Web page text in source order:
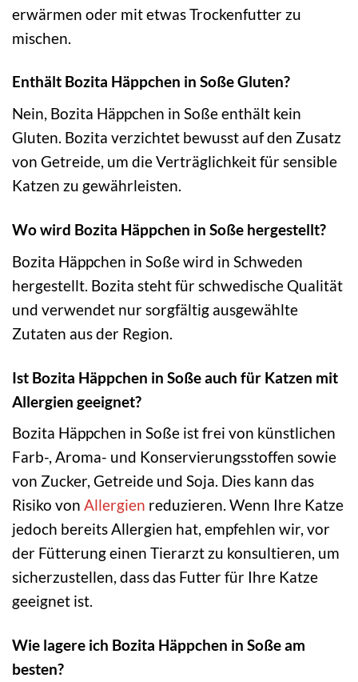
erwärmen oder mit etwas Trockenfutter zu
mischen.
Enthält Bozita Häppchen in Soße Gluten?
Nein, Bozita Häppchen in Soße enthält kein
Gluten. Bozita verzichtet bewusst auf den Zusatz
von Getreide, um die Verträglichkeit für sensible
Katzen zu gewährleisten.
Wo wird Bozita Häppchen in Soße hergestellt?
Bozita Häppchen in Soße wird in Schweden
hergestellt. Bozita steht für schwedische Qualität
und verwendet nur sorgfältig ausgewählte
Zutaten aus der Region.
Ist Bozita Häppchen in Soße auch für Katzen mit
Allergien geeignet?
Bozita Häppchen in Soße ist frei von künstlichen
Farb-, Aroma- und Konservierungsstoffen sowie
von Zucker, Getreide und Soja. Dies kann das
Risiko von Allergien reduzieren. Wenn Ihre Katze
jedoch bereits Allergien hat, empfehlen wir, vor
der Fütterung einen Tierarzt zu konsultieren, um
sicherzustellen, dass das Futter für Ihre Katze
geeignet ist.
Wie lagere ich Bozita Häppchen in Soße am
besten?